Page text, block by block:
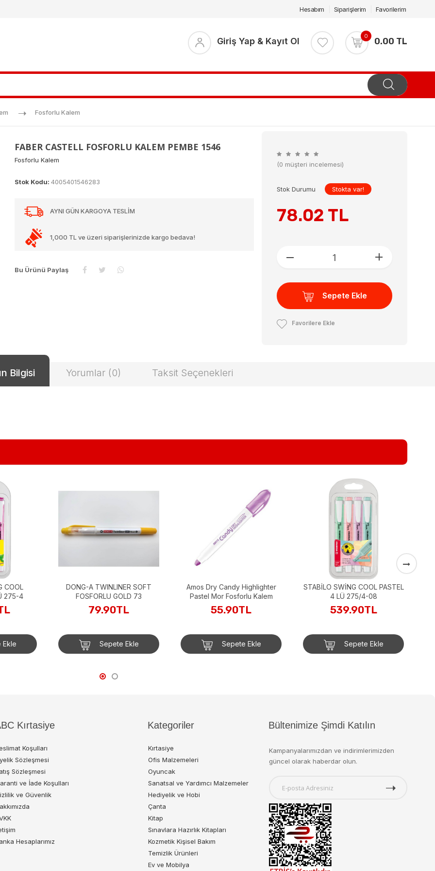
Hesabım Siparişlerim Favorilerim
Giriş Yap & Kayıt Ol 0 0.00 TL
Fosforlu Kalem
FABER CASTELL FOSFORLU KALEM PEMBE 1546
Fosforlu Kalem
Stok Kodu: 4005401546283
AYNI GÜN KARGOYA TESLİM
1,000 TL ve üzeri siparişlerinizde kargo bedava!
Bu Ürünü Paylaş
(0 müşteri incelemesi)
Stok Durumu Stokta var!
78.02 TL
Sepete Ekle
Favorilere Ekle
Bilgisi Yorumlar (0) Taksit Seçenekleri
SOFT
73
Ekle
Amos Dry Candy Highlighter
Pastel Mor Fosforlu Kalem
55.90TL
Sepete Ekle
STABİLO SWİNG COOL PASTEL
4 LÜ 275/4-08
539.90TL
Sepete Ekle
ABC Mini Sunum Çiçekleri
Fosforlu Kalem 5 li MD-154
149.90TL
Sepete Ekle
Kırtasiye
Koşulları
Sözleşmesi
Sözleşmesi
ve İade Koşulları
ve Güvenlik
Hesaplarımız
Kategoriler
Kırtasiye
Ofis Malzemeleri
Oyuncak
Sanatsal ve Yardımcı Malzemeler
Hediyelik ve Hobi
Çanta
Kitap
Sınavlara Hazırlık Kitapları
Kozmetik Kişisel Bakım
Temizlik Ürünleri
Ev ve Mobilya
Bültenimize Şimdi Katılın
Kampanyalarımızdan ve indirimlerimizden
güncel olarak haberdar olun.